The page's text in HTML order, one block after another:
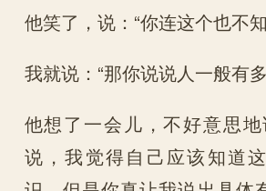
他笑了，说：“你连这个也不
我就说：“那你说说人一般有
他想了一会儿，不好意思
说，我觉得自己应该知道